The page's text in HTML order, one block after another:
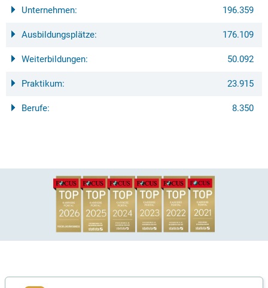
Unternehmen: 196.359
Ausbildungsplätze: 176.109
Weiterbildungen: 50.092
Praktikum: 23.915
Berufe: 8.350